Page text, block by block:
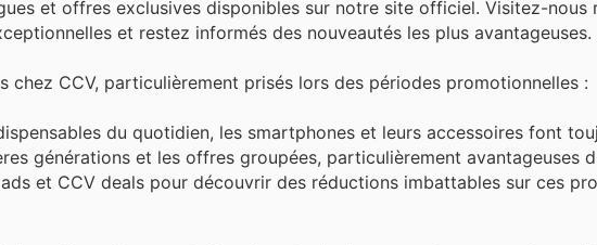
et offres exclusives disponibles sur notre site officiel. Visitez-nous
et restez informés des nouveautés les plus avantageuses.
CCV, particulièrement prisés lors des périodes promotionnelles :
du quotidien, les smartphones et leurs accessoires font
générations et les offres groupées, particulièrement avantageuses
et CCV deals pour découvrir des réductions imbattables sur ces